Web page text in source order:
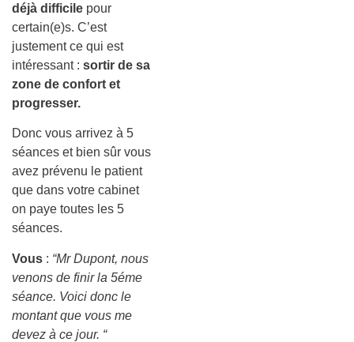
déjà difficile pour
certain(e)s. C’est
justement ce qui est
intéressant : sortir de sa
zone de confort et
progresser.
Donc vous arrivez à 5
séances et bien sûr vous
avez prévenu le patient
que dans votre cabinet
on paye toutes les 5
séances.
Vous : “Mr Dupont, nous
venons de finir la 5éme
séance. Voici donc le
montant que vous me
devez à ce jour. “